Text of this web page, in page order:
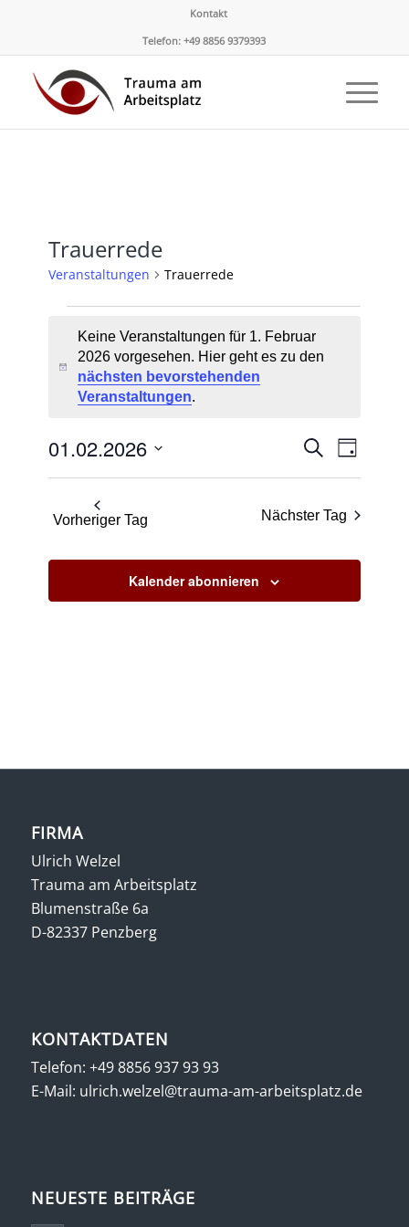
Kontakt
Telefon: +49 8856 9379393
Trauerrede
Veranstaltungen Trauerrede
für
1.
Februar
Hinweis
Keine Veranstaltungen für 1. Februar
2026 vorgesehen. Hier geht es zu den
nächsten bevorstehenden
Veranstaltungen.
Suche
und
SucheTag
01.02.2026
Datum
wählen.
Vorheriger Tag Nächster Tag
Kalender abonnieren
FIRMA
Ulrich Welzel
Trauma am Arbeitsplatz
Blumenstraße 6a
D-82337 Penzberg
KONTAKTDATEN
Telefon: +49 8856 937 93 93
E-Mail: ulrich.welzel@trauma-am-arbeitsplatz.de
NEUESTE BEITRÄGE